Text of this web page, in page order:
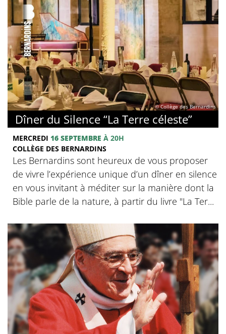
© Collège des Bernardins
Dîner du Silence “La Terre céleste”
MERCREDI 16 SEPTEMBRE À 20H
COLLÈGE DES BERNARDINS
Les Bernardins sont heureux de vous proposer
de vivre l’expérience unique d’un dîner en silence
en vous invitant à méditer sur la manière dont la
Bible parle de la nature, à partir du livre "La Ter...